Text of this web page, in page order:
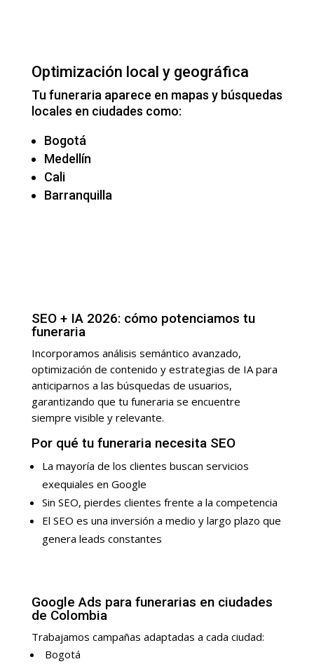
Optimización local y geográfica
Tu funeraria aparece en mapas y búsquedas
locales en ciudades como:
Bogotá
Medellín
Cali
Barranquilla
SEO + IA 2026: cómo potenciamos tu
funeraria
Incorporamos análisis semántico avanzado,
optimización de contenido y estrategias de IA para
anticiparnos a las búsquedas de usuarios,
garantizando que tu funeraria se encuentre
siempre visible y relevante.
Por qué tu funeraria necesita SEO
La mayoría de los clientes buscan servicios
exequiales en Google
Sin SEO, pierdes clientes frente a la competencia
El SEO es una inversión a medio y largo plazo que
genera leads constantes
Google Ads para funerarias en ciudades
de Colombia
Trabajamos campañas adaptadas a cada ciudad:
Bogotá